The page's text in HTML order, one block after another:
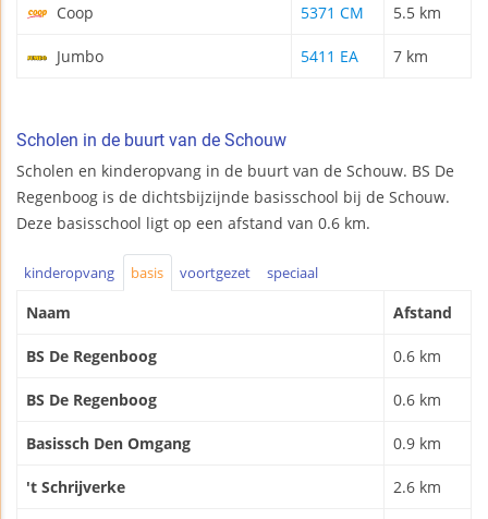
Coop 5371 CM 5.5 km
Jumbo 5411 EA 7 km
Scholen in de buurt van de Schouw
Scholen en kinderopvang in de buurt van de Schouw. BS De
Regenboog is de dichtsbijzijnde basisschool bij de Schouw.
Deze basisschool ligt op een afstand van 0.6 km.
kinderopvang basis voortgezet speciaal
Naam Afstand
BS De Regenboog 0.6 km
BS De Regenboog 0.6 km
Basissch Den Omgang 0.9 km
't Schrijverke 2.6 km